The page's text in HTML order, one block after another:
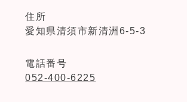
住所
愛知県清須市新清洲6-5-3
電話番号
052-400-6225